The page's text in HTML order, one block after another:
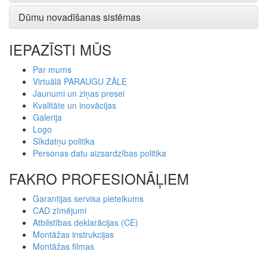
Dūmu novadīšanas sistēmas
IEPAZĪSTI MŪS
Par mums
Virtuālā PARAUGU ZĀLE
Jaunumi un ziņas presei
Kvalitāte un inovācijas
Galerija
Logo
Sīkdatņu politika
Personas datu aizsardzības politika
FAKRO PROFESIONĀĻIEM
Garantijas servisa pieteikums
CAD zīmējumi
Atbilstības deklarācijas (CE)
Montāžas instrukcijas
Montāžas filmas